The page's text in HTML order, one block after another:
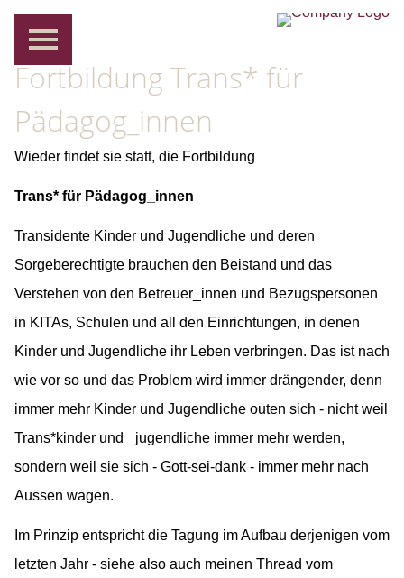
Fortbildung Trans* für
Pädagog_innen
Wieder findet sie statt, die Fortbildung
Trans* für Pädagog_innen
Transidente Kinder und Jugendliche und deren
Sorgeberechtigte brauchen den Beistand und das
Verstehen von den Betreuer_innen und Bezugspersonen
in KITAs, Schulen und all den Einrichtungen, in denen
Kinder und Jugendliche ihr Leben verbringen. Das ist nach
wie vor so und das Problem wird immer drängender, denn
immer mehr Kinder und Jugendliche outen sich - nicht weil
Trans*kinder und _jugendliche immer mehr werden,
sondern weil sie sich - Gott-sei-dank - immer mehr nach
Aussen wagen.
Im Prinzip entspricht die Tagung im Aufbau derjenigen vom
letzten Jahr - siehe also auch meinen Thread vom